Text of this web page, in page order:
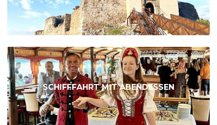
SCHIFFFAHRT MIT ABENDESSEN